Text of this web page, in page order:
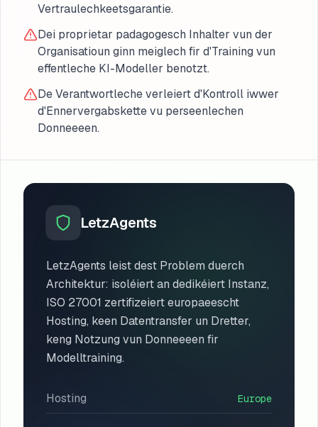
Vertraulechkeetsgarantie.
Dei proprietar padagogesch Inhalter vun der
Organisatioun ginn meiglech fir d'Training vun
effentleche KI-Modeller benotzt.
De Verantwortleche verleiert d'Kontroll iwwer
d'Ennervergabskette vu perseenlechen
Donneeeen.
LetzAgents
LetzAgents leist dest Problem duerch
Architektur: isoléiert an dedikéiert Instanz,
ISO 27001 zertifizeiert europaeescht
Hosting, keen Datentransfer un Dretter,
keng Notzung vun Donneeeen fir
Modelltraining.
Hosting Europe